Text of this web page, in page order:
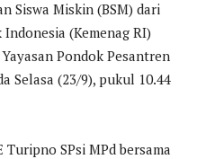
Siswa Miskin (BSM) dari
(Kemenag RI)
Pondok Pesantren
Selasa (23/9), pukul 10.44
SPsi MPd bersama